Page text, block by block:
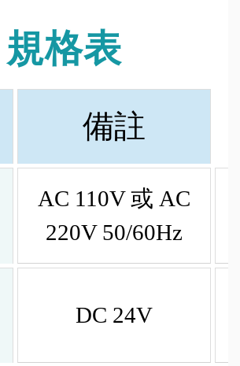
規格表
備註
AC 110V 或 AC
220V 50/60Hz
DC 24V